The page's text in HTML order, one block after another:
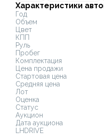
Характеристики
Год
Объем
Цвет
КПП
Руль
Пробег
Комплектация
Цена продажи
Стартовая цена
Средняя цена
Лот
Оценка
Статус
Аукцион
Дата аукциона
LHDRIVE